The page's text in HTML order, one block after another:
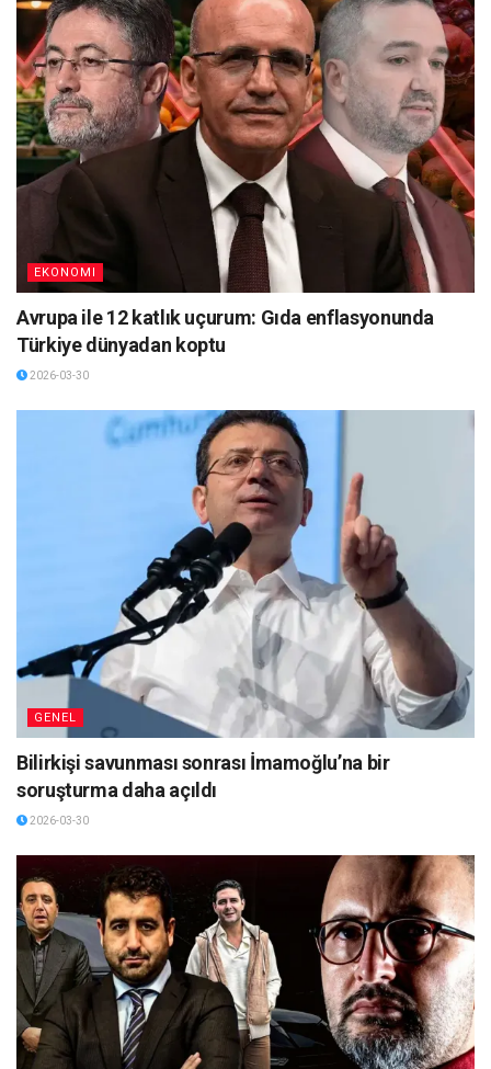
EKONOMI
Avrupa ile 12 katlık uçurum: Gıda enflasyonunda
Türkiye dünyadan koptu
2026-03-30
GENEL
Bilirkişi savunması sonrası İmamoğlu’na bir
soruşturma daha açıldı
2026-03-30